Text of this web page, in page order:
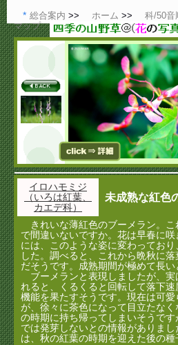
総合案内 ホーム 科/50音
マップ
イロハモミジ
（いろは紅葉、
カエデ科）
未成熟な紅色
きれいな薄紅色のブーメラン。こ
で間違いないですか。花は早春に
には、このような姿に変わってお
した。調べると、これから晩秋に
だそうです。成熟期間が極めて長い
ブーメランと表現しましたが、実
れると、くるくると回転して落下
機能を果たすそうです。現在は可
が、徐々に茶色になって目立たな
の時期に持ち帰ってしまいそうで
では発芽しないとの情報がありま
は、秋の紅葉の時期を迎えた後の種